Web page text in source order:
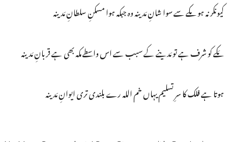
کیونکر نہ ہو مکے سے سوا شانِ مَدینہ وہ جبکہ ہوا مسکنِ سلطانِ مَدینہ
مَکے کو شرف ہے تو مَدینے کے سبب سے اس واسطے مکہ بھی ہے قربانِ مَدینہ
ہوتا ہے فلک کا سرِ تسلیم یہاں خم اللہ رے بلندی تری ایوانِ مَدینہ